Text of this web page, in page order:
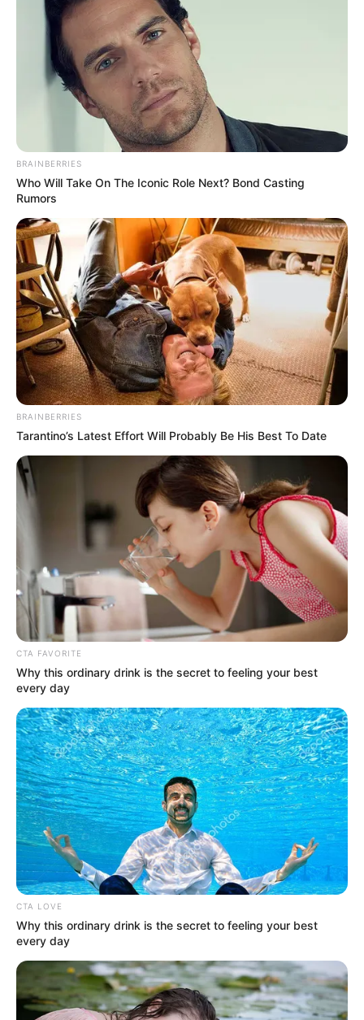
BRAINBERRIES
Who Will Take On The Iconic Role Next? Bond Casting
Rumors
BRAINBERRIES
Tarantino’s Latest Effort Will Probably Be His Best To Date
CTA FAVORITE
Why this ordinary drink is the secret to feeling your best
every day
CTA LOVE
Why this ordinary drink is the secret to feeling your best
every day